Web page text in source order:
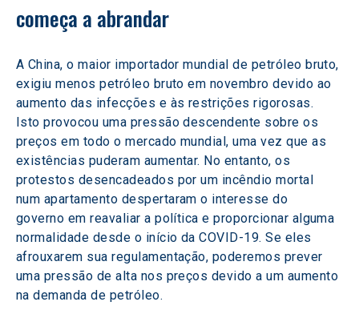
começa a abrandar
A China, o maior importador mundial de petróleo bruto,
exigiu menos petróleo bruto em novembro devido ao
aumento das infecções e às restrições rigorosas.
Isto provocou uma pressão descendente sobre os
preços em todo o mercado mundial, uma vez que as
existências puderam aumentar. No entanto, os
protestos desencadeados por um incêndio mortal
num apartamento despertaram o interesse do
governo em reavaliar a política e proporcionar alguma
normalidade desde o início da COVID-19. Se eles
afrouxarem sua regulamentação, poderemos prever
uma pressão de alta nos preços devido a um aumento
na demanda de petróleo.